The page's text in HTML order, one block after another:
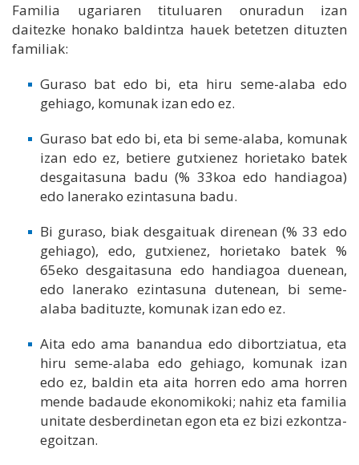
Familia ugariaren tituluaren onuradun izan
daitezke honako baldintza hauek betetzen dituzten
familiak:
Guraso bat edo bi, eta hiru seme-alaba edo
gehiago, komunak izan edo ez.
Guraso bat edo bi, eta bi seme-alaba, komunak
izan edo ez, betiere gutxienez horietako batek
desgaitasuna badu (% 33koa edo handiagoa)
edo lanerako ezintasuna badu.
Bi guraso, biak desgaituak direnean (% 33 edo
gehiago), edo, gutxienez, horietako batek %
65eko desgaitasuna edo handiagoa duenean,
edo lanerako ezintasuna dutenean, bi seme-
alaba badituzte, komunak izan edo ez.
Aita edo ama banandua edo dibortziatua, eta
hiru seme-alaba edo gehiago, komunak izan
edo ez, baldin eta aita horren edo ama horren
mende badaude ekonomikoki; nahiz eta familia
unitate desberdinetan egon eta ez bizi ezkontza-
egoitzan.